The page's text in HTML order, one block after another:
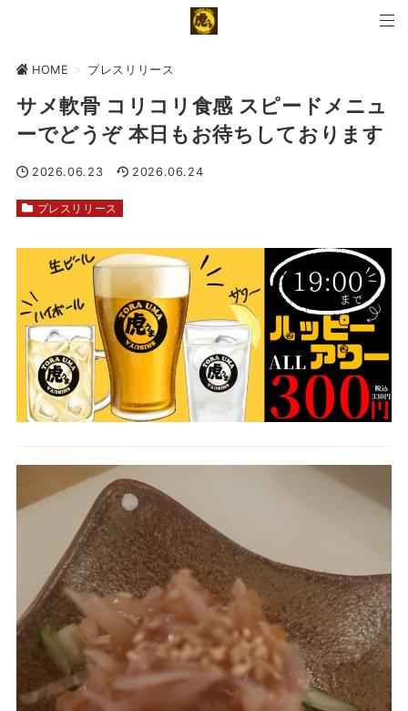
HOME > プレスリリース
サメ軟骨 コリコリ食感 スピードメニュ
ーでどうぞ 本日もお待ちしております
2026.06.23 2026.06.24
プレスリリース